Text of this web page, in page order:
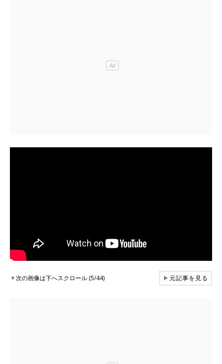
▼次の画像は下へスクロール (5/44) ▶元記事を見る